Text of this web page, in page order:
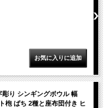
り シンギングボウル 幅
枹 ばち 2種と座布団付き ヒ